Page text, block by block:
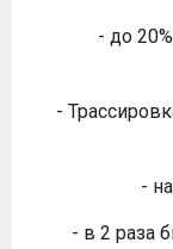
- до
-
-
- в 2 раза